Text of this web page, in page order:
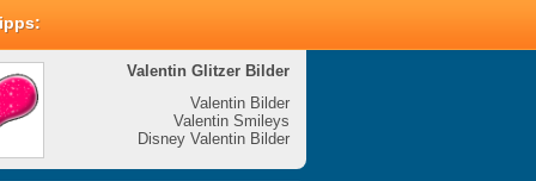
Valentin Glitzer Bilder
Valentin Bilder
Valentin Smileys
Disney Valentin Bilder